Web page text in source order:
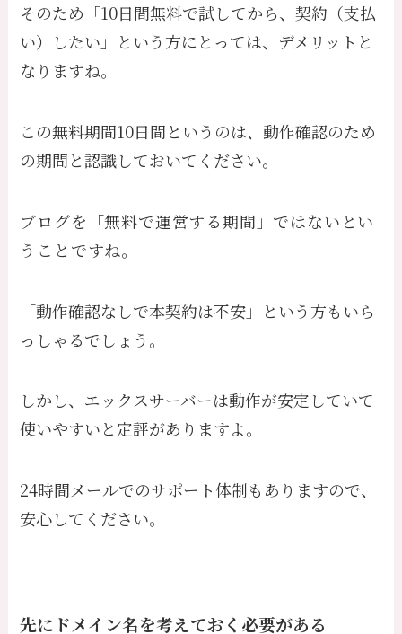
そのため「10日間無料で試してから、契約（支払
い）したい」という方にとっては、デメリットと
なりますね。
この無料期間10日間というのは、動作確認のため
の期間と認識しておいてください。
ブログを「無料で運営する期間」ではないとい
うことですね。
「動作確認なしで本契約は不安」という方もいら
っしゃるでしょう。
しかし、エックスサーバーは動作が安定していて
使いやすいと定評がありますよ。
24時間メールでのサポート体制もありますので、
安心してください。
先にドメイン名を考えておく必要がある